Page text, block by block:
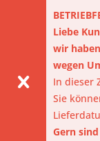
Liebe
wir
wegen
In dieser
Sie
Gern